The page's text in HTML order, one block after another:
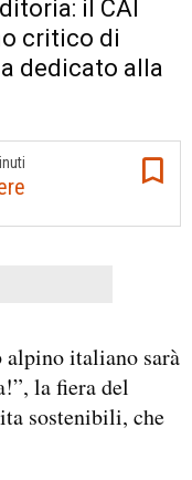
il CAI
critico di
dedicato alla
italiano sarà
la fiera del
sostenibili, che